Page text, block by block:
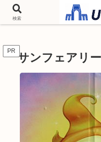
チケットやシーズンイベント ニン
バを歩いて
PR サンフェアリ
検索